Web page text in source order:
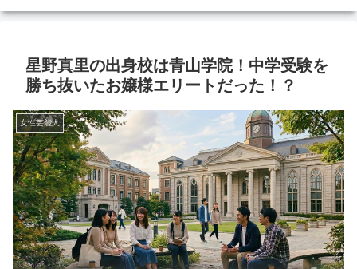
星野真里の出身校は青山学院！中学受験を
勝ち抜いたお嬢様エリートだった！？
女性芸能人